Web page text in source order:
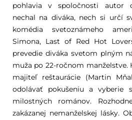
pohlavia v spoločnosti autor
nechal na diváka, nech si určí
komédia svetoznámeho
Simona, Last of Red Hot
prevedie diváka svetom plným
muža po 22-ročnom manželstve.
majiteľ reštaurácie (Martin
odolávať pokušeniu a vyberie
milostných románov.
zakázanej nemanželskej lásky.